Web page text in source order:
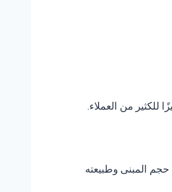
للكثير من العملاء.
حجم المبنى وطبيعته